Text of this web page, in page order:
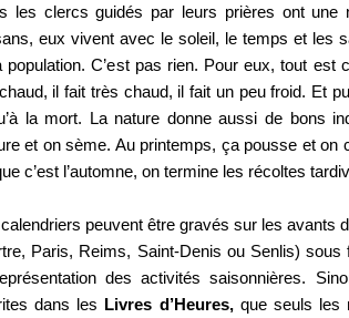
les clercs guidés par leurs prières ont une
eux vivent avec le soleil, le temps et les
population. C’est pas rien. Pour eux, tout est
il fait très chaud, il fait un peu froid. Et
la mort. La nature donne aussi de bons
et on sème. Au printemps, ça pousse et on
c’est l’automne, on termine les récoltes
peuvent être gravés sur les avants
Paris, Reims, Saint-Denis ou Senlis)
des activités saisonnières.
dans les Livres d’Heures,que seuls les